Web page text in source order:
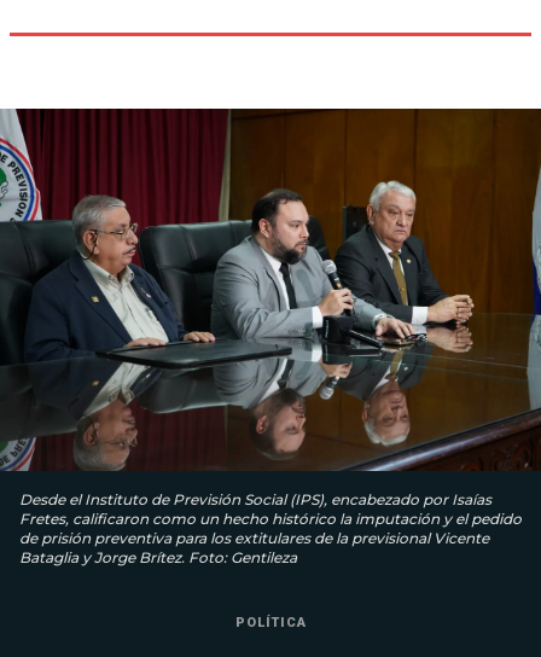
Desde el Instituto de Previsión Social (IPS), encabezado por Isaías
Fretes, calificaron como un hecho histórico la imputación y el pedido
de prisión preventiva para los extitulares de la previsional Vicente
Bataglia y Jorge Brítez. Foto: Gentileza
POLÍTICA